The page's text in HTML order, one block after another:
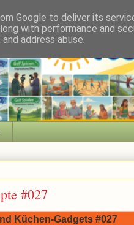
#027
Küchen-Gadgets #027
Google to deliver its
with performance and
address abuse.